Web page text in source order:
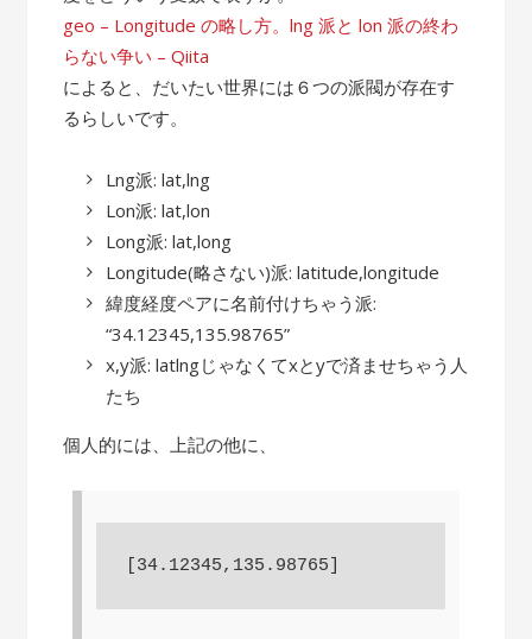
geo – Longitude の略し方。lng 派と lon 派の終わ
らない争い – Qiita
によると、だいたい世界には６つの派閥が存在す
るらしいです。
Lng派: lat,lng
Lon派: lat,lon
Long派: lat,long
Longitude(略さない)派: latitude,longitude
緯度経度ペアに名前付けちゃう派:
“34.12345,135.98765”
x,y派: latlngじゃなくてxとyで済ませちゃう人
たち
個人的には、上記の他に、